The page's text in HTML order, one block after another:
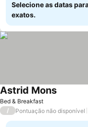
Selecione as datas
exatos.
Bed & Breakfast
Astrid Mons
/ Pontuação não disponível